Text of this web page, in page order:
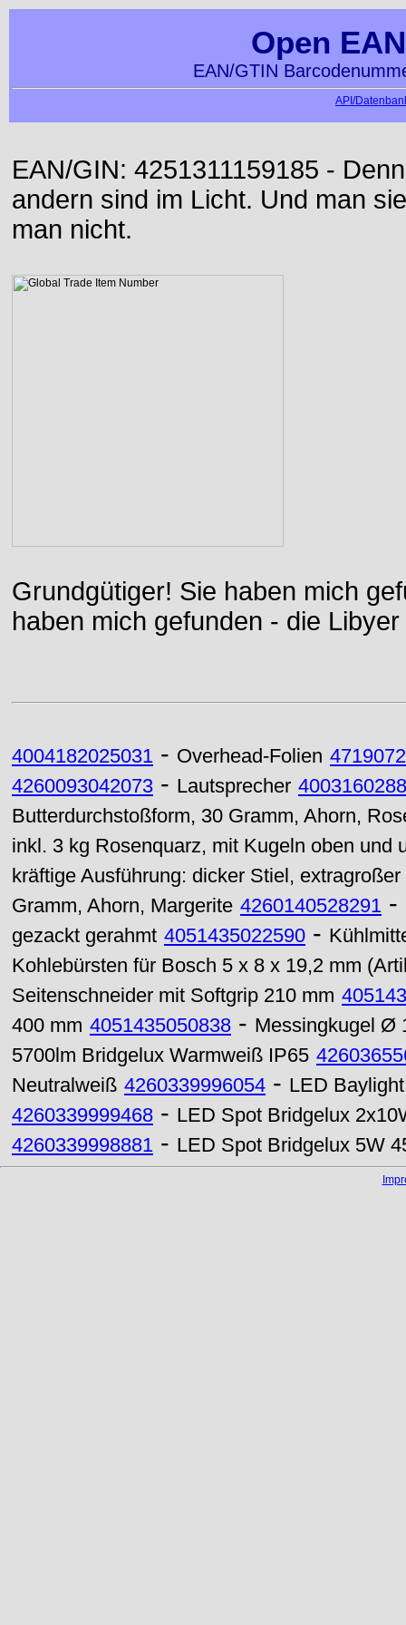
Open
EAN/GTIN
API/
EAN/GIN: 4251311159185 -
andern sind im Licht. Und man
man nicht.
Grundgütiger! Sie haben mich
haben mich gefunden - die
4004182025031 - Overhead-Folien
4260093042073 - Lautsprecher
Butterdurchstoßform, 30 Gramm, Ahorn,
inkl. 3 kg Rosenquarz, mit Kugeln oben und
kräftige Ausführung: dicker Stiel, extragroßer
Gramm, Ahorn, Margerite 4260140528291 -
gezackt gerahmt 4051435022590 -
Kohlebürsten für Bosch 5 x 8 x 19,2 mm
Seitenschneider mit Softgrip 210 mm
400 mm 4051435050838 - Messingkugel Ø
5700lm Bridgelux Warmweiß IP65
Neutralweiß 4260339996054 - LED
4260339999468 - LED Spot Bridgelux
4260339998881 - LED Spot Bridgelux 5W